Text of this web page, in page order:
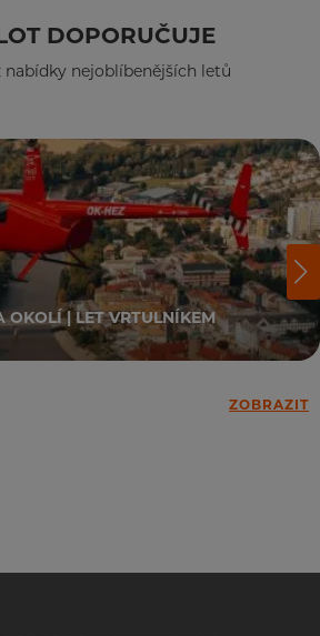
DOPORUČUJE
nabídky nejoblíbenějších letů
OKOLÍ | LET VRTULNÍKEM
ZOBRAZIT